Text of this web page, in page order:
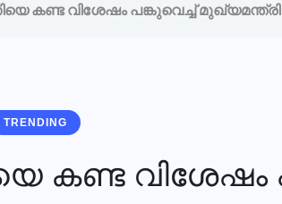
കണ്ട വിശേഷം പങ്കുവെച്ച്
TRENDING
കണ്ട വിശേഷം